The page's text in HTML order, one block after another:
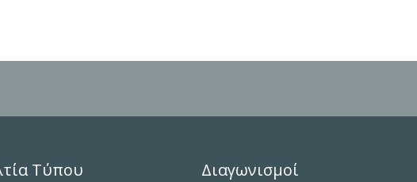
Τύπου Διαγωνισμοί